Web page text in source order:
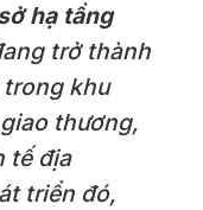
hạ tầng
trở thành
khu
thương,
tế địa
triển đó,